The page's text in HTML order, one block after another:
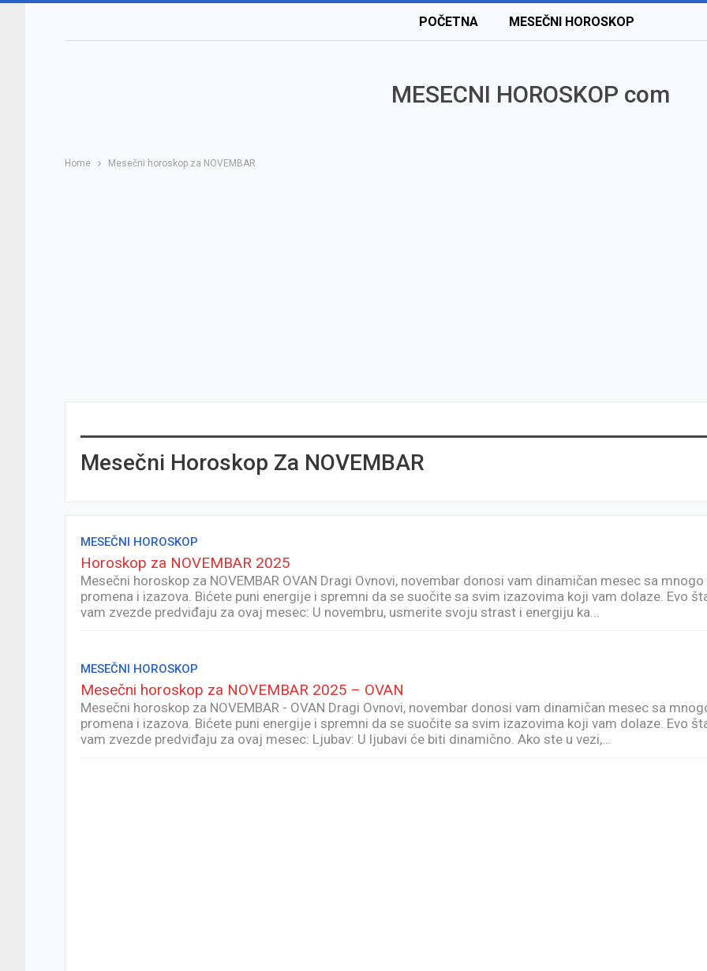
POČETNA MESEČNI HOROSKOP
MESECNI HOROSKOP com
Home Mesečni horoskop za NOVEMBAR
Mesečni Horoskop Za NOVEMBAR
MESEČNI HOROSKOP
Horoskop za NOVEMBAR 2025
Mesečni horoskop za NOVEMBAR OVAN Dragi Ovnovi, novembar donosi vam dinamičan mesec sa mnogo
promena i izazova. Bićete puni energije i spremni da se suočite sa svim izazovima koji vam dolaze. Evo
vam zvezde predviđaju za ovaj mesec: U novembru, usmerite svoju strast i energiju ka…
MESEČNI HOROSKOP
Mesečni horoskop za NOVEMBAR 2025 – OVAN
Mesečni horoskop za NOVEMBAR - OVAN Dragi Ovnovi, novembar donosi vam dinamičan mesec sa
promena i izazova. Bićete puni energije i spremni da se suočite sa svim izazovima koji vam dolaze. Evo
vam zvezde predviđaju za ovaj mesec: Ljubav: U ljubavi će biti dinamično. Ako ste u vezi,…